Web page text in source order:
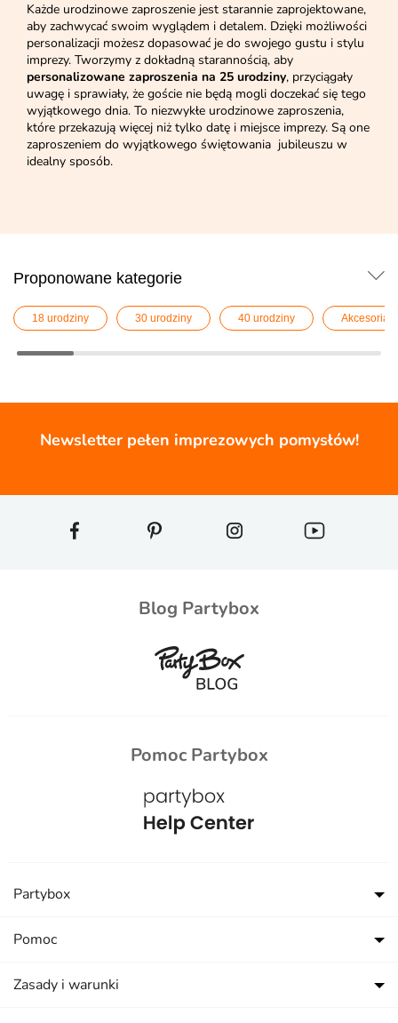
Każde urodzinowe zaproszenie jest starannie zaprojektowane,
aby zachwycać swoim wyglądem i detalem. Dzięki możliwości
personalizacji możesz dopasować je do swojego gustu i stylu
imprezy. Tworzymy z dokładną starannością, aby
personalizowane zaproszenia na 25 urodziny, przyciągały
uwagę i sprawiały, że goście nie będą mogli doczekać się tego
wyjątkowego dnia. To niezwykłe urodzinowe zaproszenia,
które przekazują więcej niż tylko datę i miejsce imprezy. Są one
zaproszeniem do wyjątkowego świętowania jubileuszu w
idealny sposób.
Proponowane kategorie
18 urodziny 30 urodziny 40 urodziny Akcesoria
Newsletter pełen imprezowych pomysłów!
Blog Partybox
Pomoc Partybox
Partybox
Pomoc
Zasady i warunki